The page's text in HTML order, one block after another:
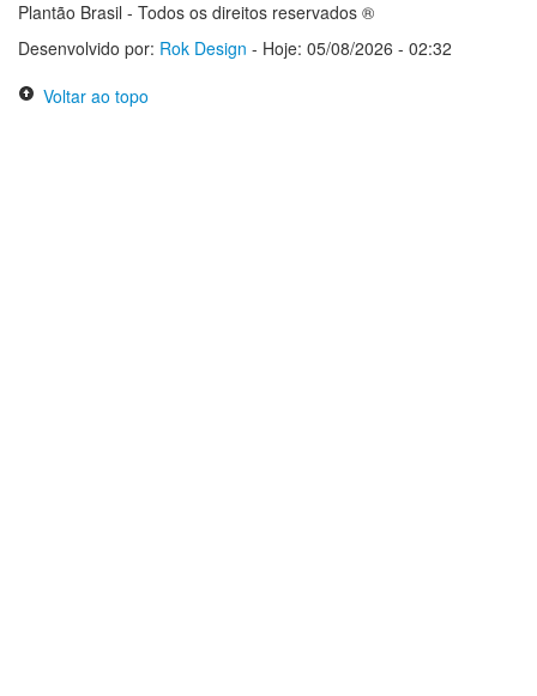
Plantão Brasil - Todos os direitos reservados ®
Desenvolvido por: Rok Design - Hoje: 05/08/2026 - 02:32
Voltar ao topo